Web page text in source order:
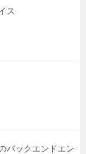
ス
バックエンドエン